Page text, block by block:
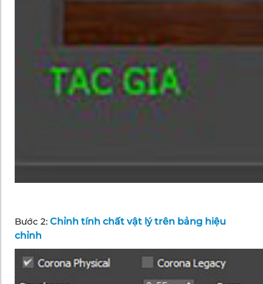
Bước 2: Chỉnh tính chất vật lý trên bảng hiệu
chỉnh